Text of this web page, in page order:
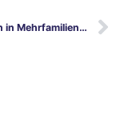
Wallboxen in Mehrfamilienhäusern